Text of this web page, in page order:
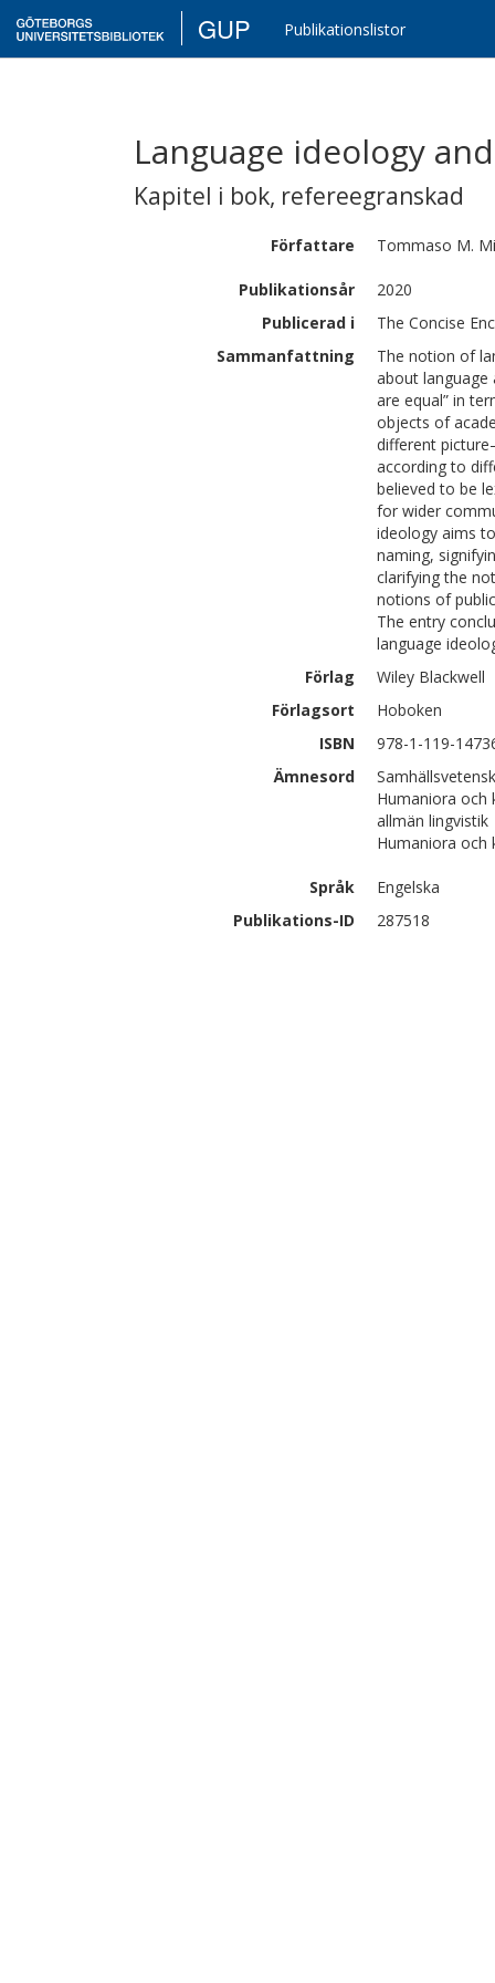
GUP Publikationslistor
Language ideology
Kapitel i bok, refereegranskad
Författare Tommaso M.
Publikationsår
2020
Publicerad i
The Concise
Sammanfattning
The notion of
about language
are equal” in
objects of
different
according to
believed to be
for wider
ideology aims
naming,
clarifying the
notions of
The entry
language
Förlag
Wiley Blackwell
Förlagsort
Hoboken
ISBN
978-1-119-
Ämnesord
Humaniora och
allmän lingvistik
Humaniora och
Språk
Engelska
Publikations-ID
287518